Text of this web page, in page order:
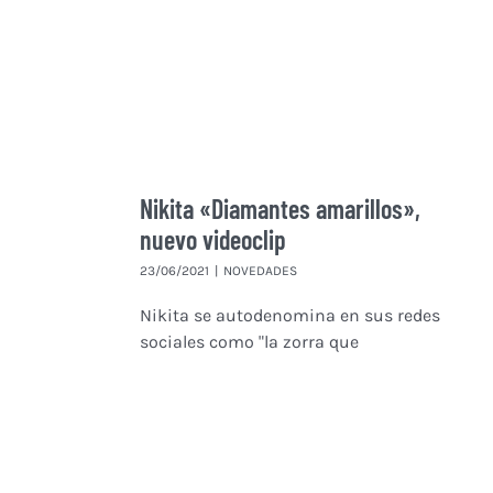
Nikita «Diamantes amarillos»,
nuevo videoclip
23/06/2021 | NOVEDADES
Nikita se autodenomina en sus redes
sociales como "la zorra que